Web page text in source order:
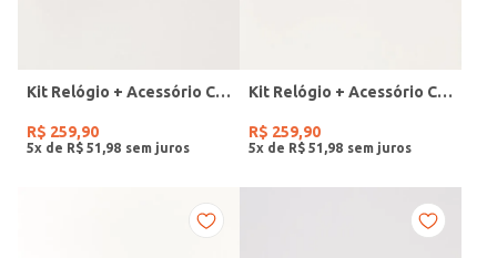
Kit Relógio + Acessório Condor Feminino DOURADO
R$ 259,90
5x de R$ 51 98
Kit Relógio + Acessório Condor Feminino DOURADO
R$ 259,90
5x de R$ 51 98